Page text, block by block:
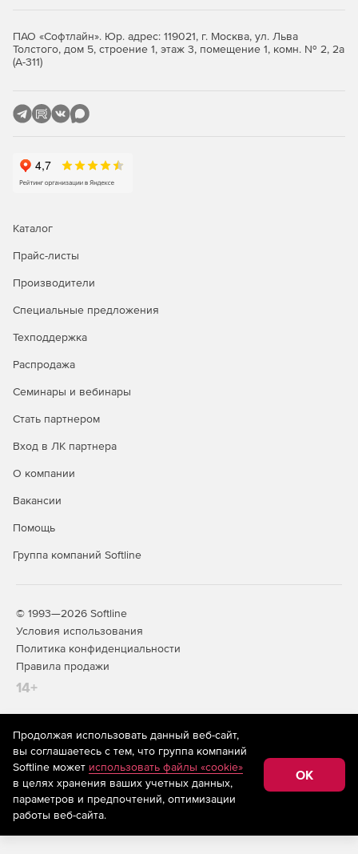
ПАО «Софтлайн». Юр. адрес: 119021, г. Москва, ул. Льва
Толстого, дом 5, строение 1, этаж 3, помещение 1, комн. № 2, 2а
(А-311)
Каталог
Прайс-листы
Производители
Специальные предложения
Техподдержка
Распродажа
Семинары и вебинары
Стать партнером
Вход в ЛК партнера
О компании
Вакансии
Помощь
Группа компаний Softline
© 1993—2026 Softline
Условия использования
Политика конфиденциальности
Правила продажи
14+
На информационном ресурсе store.softline.ru применяются
рекомендательные технологии(информационные технологии
предоставления информации на основе сбора,
систематизации и анализа сведений, относящихся к
предпочтениям пользователей сети «Интернет»,
находящихся на территории Российской Федерации)
Продолжая использовать данный веб-сайт,
вы соглашаетесь с тем, что группа компаний
Softline может использовать файлы «cookie»
в целях хранения ваших учетных данных,
параметров и предпочтений, оптимизации
работы веб-сайта.
OK